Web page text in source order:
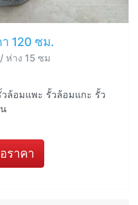
120 ซม.
ห่าง 15 ซม
ล้อมแพะ รั้วล้อมแกะ รั้ว
ราคา